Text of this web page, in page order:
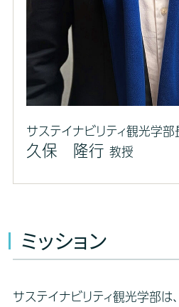
サステイナビリティ観光学部
久保 隆行 教授
ミッション
サステイナビリティ観光学部は、